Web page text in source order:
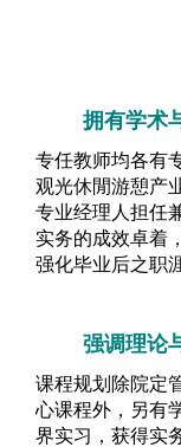
拥有学术
专任教师均各有
观光休閒游憩产
专业经理人担任
实务的成效卓着
强化毕业后之职
强调理论
课程规划除院定
心课程外，另有
界实习，获得实